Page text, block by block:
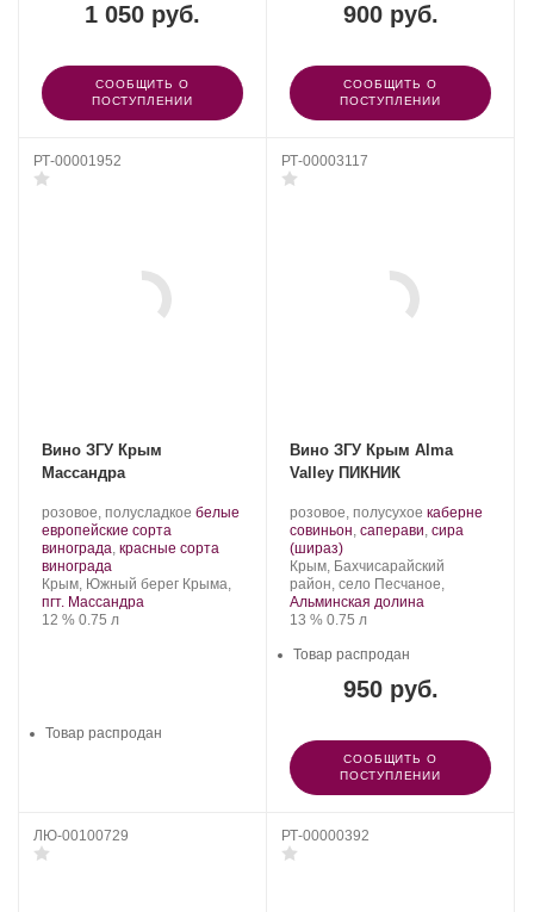
1 050 руб.
СООБЩИТЬ О
ПОСТУПЛЕНИИ
900 руб.
СООБЩИТЬ О
ПОСТУПЛЕНИИ
РТ-00001952
Вино ЗГУ Крым
Массандра
Производитель:
Массандра.
розовое, полусладкое .
винограда:
белые
европейские сорта
винограда, красные сорта
винограда
Регион:
Крым, Южный берег Крыма,
пгт. Массандра
Крепость
12 %. Объем
0.75 л
Товар распродан
РТ-00003117
Вино ЗГУ Крым Alma
Valley ПИКНИК
Производитель:
Alma
Valley.
розовое, полусухое .
Сорт
каберне
совиньон, саперави, сира
(шираз).
Регион:
Крым, Бахчисарайский
район, село Песчаное,
Альминская долина
Крепость
13 %. Объем
0.75 л
950 руб.
Товар распродан
СООБЩИТЬ О
ПОСТУПЛЕНИИ
ЛЮ-00100729 РТ-00000392